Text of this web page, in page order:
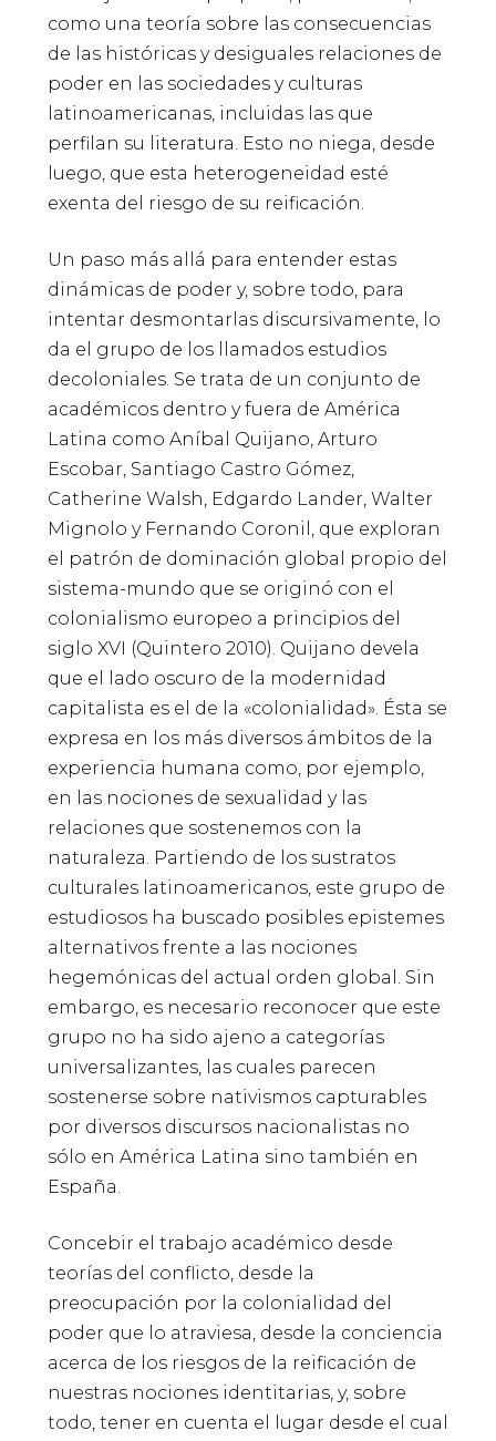
como una teoría sobre las consecuencias
de las históricas y desiguales relaciones de
poder en las sociedades y culturas
latinoamericanas, incluidas las que
perfilan su literatura. Esto no niega, desde
luego, que esta heterogeneidad esté
exenta del riesgo de su reificación.
Un paso más allá para entender estas
dinámicas de poder y, sobre todo, para
intentar desmontarlas discursivamente, lo
da el grupo de los llamados estudios
decoloniales. Se trata de un conjunto de
académicos dentro y fuera de América
Latina como Aníbal Quijano, Arturo
Escobar, Santiago Castro Gómez,
Catherine Walsh, Edgardo Lander, Walter
Mignolo y Fernando Coronil, que exploran
el patrón de dominación global propio del
sistema-mundo que se originó con el
colonialismo europeo a principios del
siglo XVI (Quintero 2010). Quijano devela
que el lado oscuro de la modernidad
capitalista es el de la «colonialidad». Ésta se
expresa en los más diversos ámbitos de la
experiencia humana como, por ejemplo,
en las nociones de sexualidad y las
relaciones que sostenemos con la
naturaleza. Partiendo de los sustratos
culturales latinoamericanos, este grupo de
estudiosos ha buscado posibles epistemes
alternativos frente a las nociones
hegemónicas del actual orden global. Sin
embargo, es necesario reconocer que este
grupo no ha sido ajeno a categorías
universalizantes, las cuales parecen
sostenerse sobre nativismos capturables
por diversos discursos nacionalistas no
sólo en América Latina sino también en
España.
Concebir el trabajo académico desde
teorías del conflicto, desde la
preocupación por la colonialidad del
poder que lo atraviesa, desde la conciencia
acerca de los riesgos de la reificación de
nuestras nociones identitarias, y, sobre
todo, tener en cuenta el lugar desde el cual